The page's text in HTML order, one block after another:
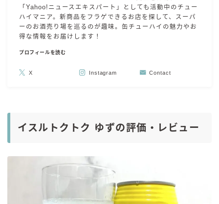
「Yahoo!ニュースエキスパート」としても活動中のチュー
ハイマニア。新商品をフラゲできるお店を探して、スーパ
ーのお酒売り場を巡るのが趣味。缶チューハイの魅力やお
得な情報をお届けします！
プロフィールを読む
X Instagram Contact
イスルトクトク ゆずの評価・レビュー